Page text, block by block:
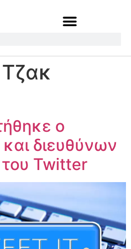
Τζακ
ο
διευθύνων
Twitter